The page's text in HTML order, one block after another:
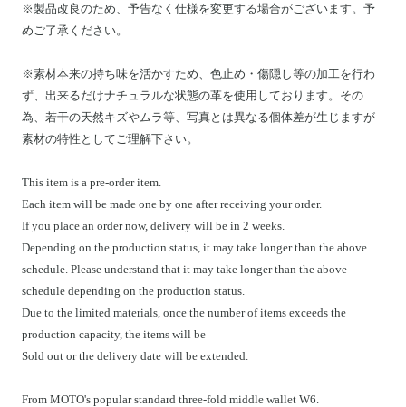
※製品改良のため、予告なく仕様を変更する場合がございます。予
めご了承ください。
※素材本来の持ち味を活かすため、色止め・傷隠し等の加工を行わ
ず、出来るだけナチュラルな状態の革を使用しております。その
為、若干の天然キズやムラ等、写真とは異なる個体差が生じますが
素材の特性としてご理解下さい。
This item is a pre-order item.
Each item will be made one by one after receiving your order.
If you place an order now, delivery will be in 2 weeks.
Depending on the production status, it may take longer than the above
schedule. Please understand that it may take longer than the above
schedule depending on the production status.
Due to the limited materials, once the number of items exceeds the
production capacity, the items will be
Sold out or the delivery date will be extended.
From MOTO's popular standard three-fold middle wallet W6.